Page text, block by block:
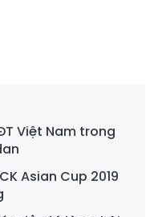
Việt Nam trong
Asian Cup 2019